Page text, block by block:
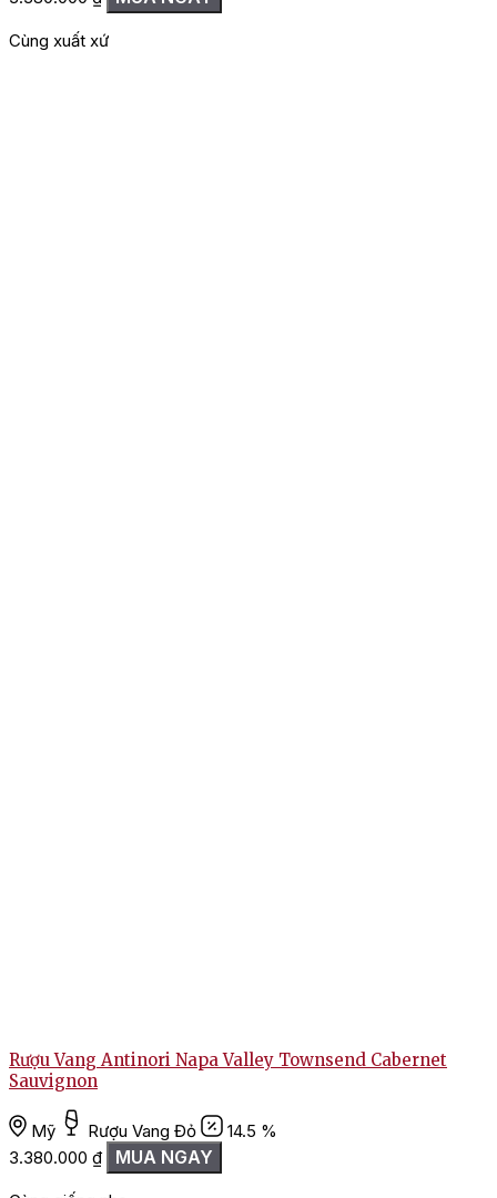
Cùng xuất xứ
Rượu Vang Antinori Napa Valley Townsend Cabernet
Sauvignon
Mỹ Rượu Vang Đỏ
14.5 %
3.380.000 ₫ MUA NGAY